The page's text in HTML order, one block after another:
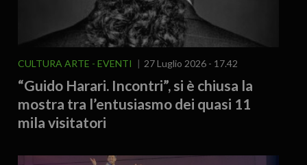
CULTURA ARTE EVENTI 27 Luglio 2026 - 17.42
“Guido Harari. Incontri”, si è chiusa la
mostra tra l’entusiasmo dei quasi 11
mila visitatori